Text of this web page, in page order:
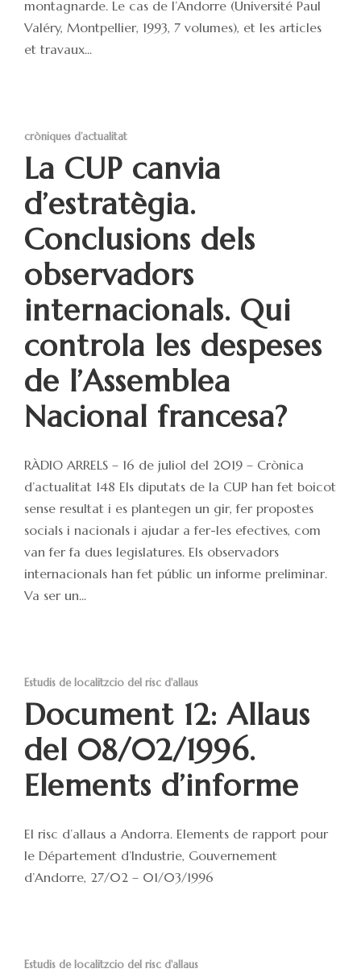
montagnarde. Le cas de l’Andorre (Université Paul
Valéry, Montpellier, 1993, 7 volumes), et les articles
et travaux...
cròniques d’actualitat
La CUP canvia
d’estratègia.
Conclusions dels
observadors
internacionals. Qui
controla les despeses
de l’Assemblea
Nacional francesa?
RÀDIO ARRELS – 16 de juliol del 2019 – Crònica
d’actualitat 148 Els diputats de la CUP han fet boicot
sense resultat i es plantegen un gir, fer propostes
socials i nacionals i ajudar a fer-les efectives, com
van fer fa dues legislatures. Els observadors
internacionals han fet públic un informe preliminar.
Va ser un...
Estudis de localitzcio del risc d'allaus
Document 12: Allaus
del 08/02/1996.
Elements d’informe
El risc d’allaus a Andorra. Elements de rapport pour
le Département d’Industrie, Gouvernement
d’Andorre, 27/02 – 01/03/1996
Estudis de localitzcio del risc d'allaus